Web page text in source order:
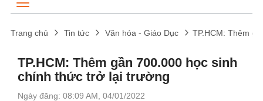
Trang chủ Tin tức Văn hóa - Giáo Dục TP.HCM: Thêm
TP.HCM: Thêm gần 700.000 học sinh
chính thức trở lại trường
Ngày đăng: 08:09 AM, 04/01/2022